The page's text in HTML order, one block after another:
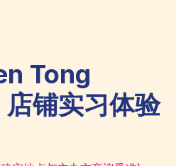
Tong
铺实习体验